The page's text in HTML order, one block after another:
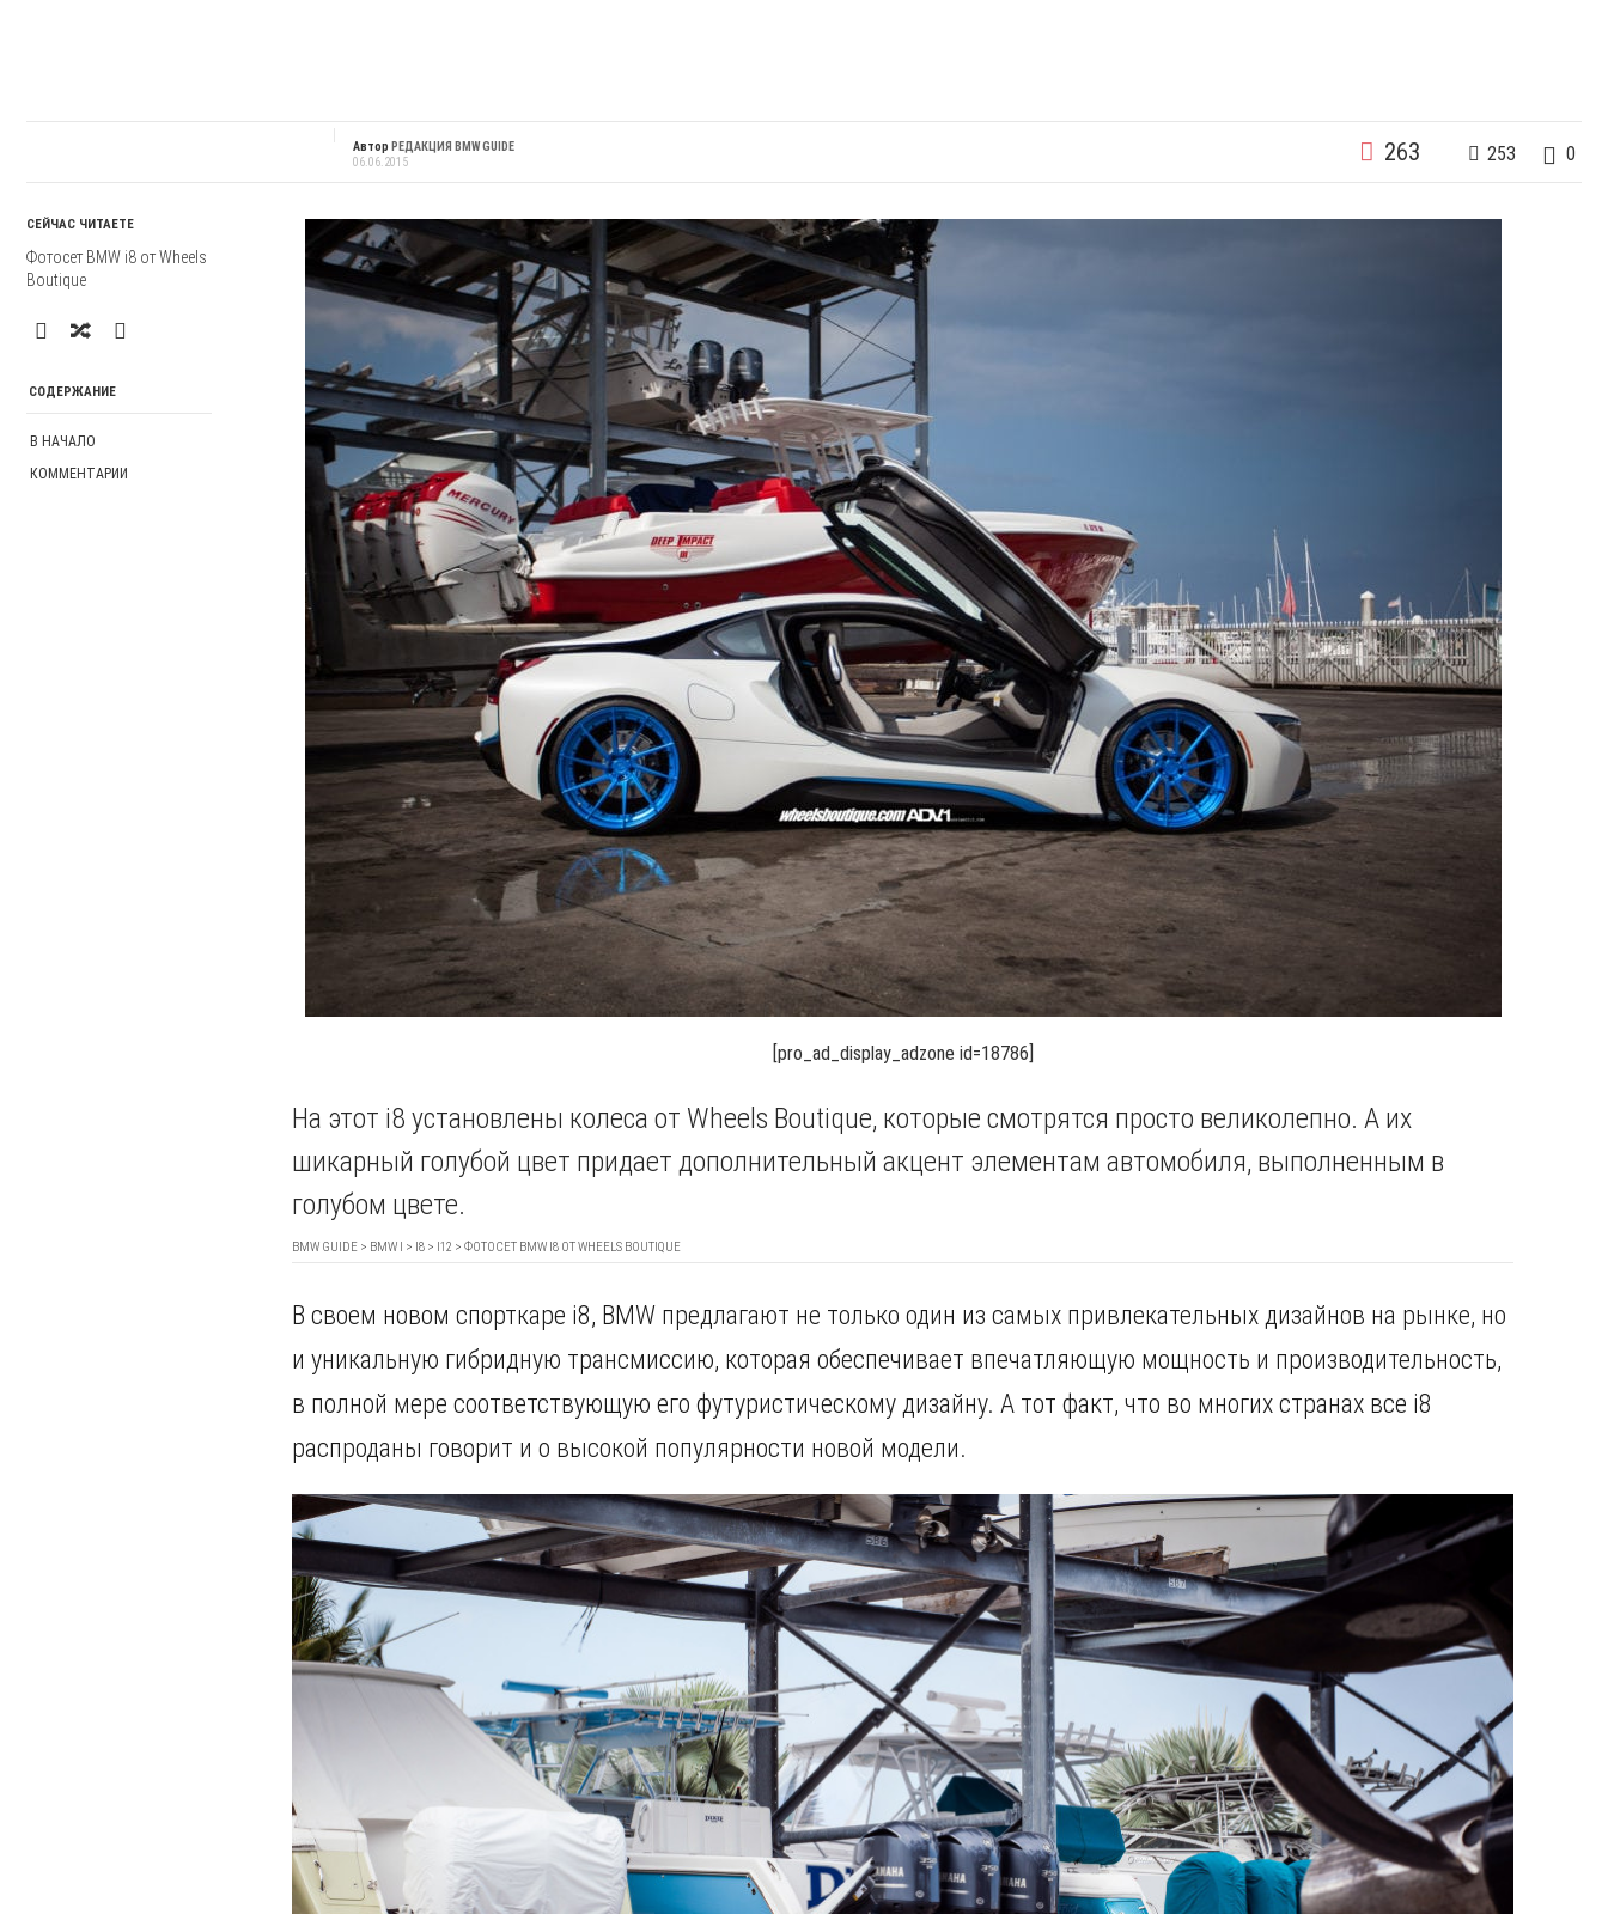
Автор РЕДАКЦИЯ BMW GUIDE
06.06.2015
263 253 0
СЕЙЧАС ЧИТАЕТЕ
Фотосет BMW i8 от Wheels
Boutique
СОДЕРЖАНИЕ
В НАЧАЛО
КОММЕНТАРИИ
[pro_ad_display_adzone id=18786]
На этот i8 установлены колеса от Wheels Boutique, которые смотрятся просто великолепно. А их
шикарный голубой цвет придает дополнительный акцент элементам автомобиля, выполненным в
голубом цвете.
BMW GUIDE> BMW I > I8> I12 > ФОТОСЕТ BMW I8 ОТ WHEELS BOUTIQUE
В своем новом спорткаре i8, BMW предлагают не только один из самых привлекательных дизайнов на рынке, но
и уникальную гибридную трансмиссию, которая обеспечивает впечатляющую мощность и производительность,
в полной мере соответствующую его футуристическому дизайну. А тот факт, что во многих странах все i8
распроданы говорит и о высокой популярности новой модели.